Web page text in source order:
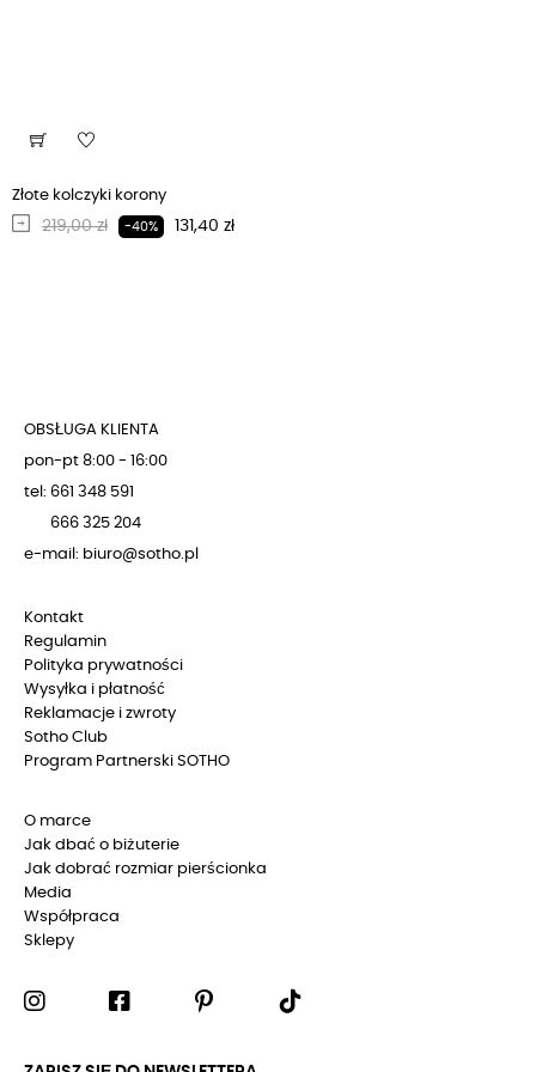
Złote kolczyki korony
Regularna cena
219,00 zł -40% Cena
131,40 zł
OBSŁUGA KLIENTA
pon-pt 8:00 - 16:00
tel: 661 348 591
666 325 204
e-mail: biuro@sotho.pl
Kontakt
Regulamin
Polityka prywatności
Wysyłka i płatność
Reklamacje i zwroty
Sotho Club
Program Partnerski SOTHO
O marce
Jak dbać o biżuterie
Jak dobrać rozmiar pierścionka
Media
Współpraca
Sklepy